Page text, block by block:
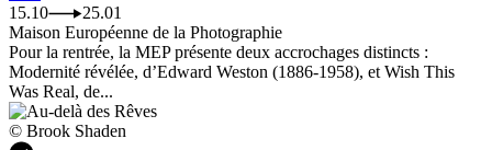
15.10
25.01
Maison Européenne de la Photographie
Pour la rentrée, la MEP présente deux accrochages distincts :
Modernité révélée, d’Edward Weston (1886-1958), et Wish This
Was Real, de...
© Brook Shaden